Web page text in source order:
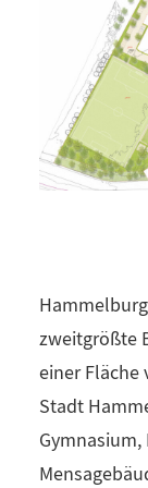
zweitgrößte
einer Fläche
Stadt